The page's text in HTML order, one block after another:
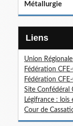
Métallurgie
Liens
Union
Fédération
Fédération
Site Confédéral
Légifrance : lois
Cour de